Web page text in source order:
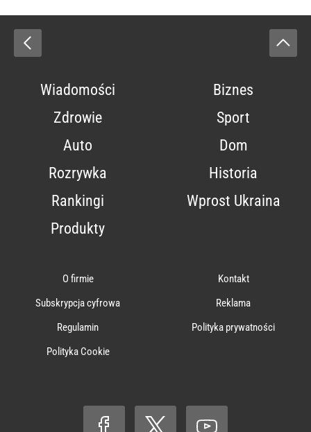
Wiadomości
Biznes
Zdrowie
Sport
Auto
Dom
Rozrywka
Historia
Rankingi
Wprost Ukraina
Produkty
O firmie
Kontakt
Subskrypcja cyfrowa
Reklama
Regulamin
Polityka prywatności
Polityka Cookie